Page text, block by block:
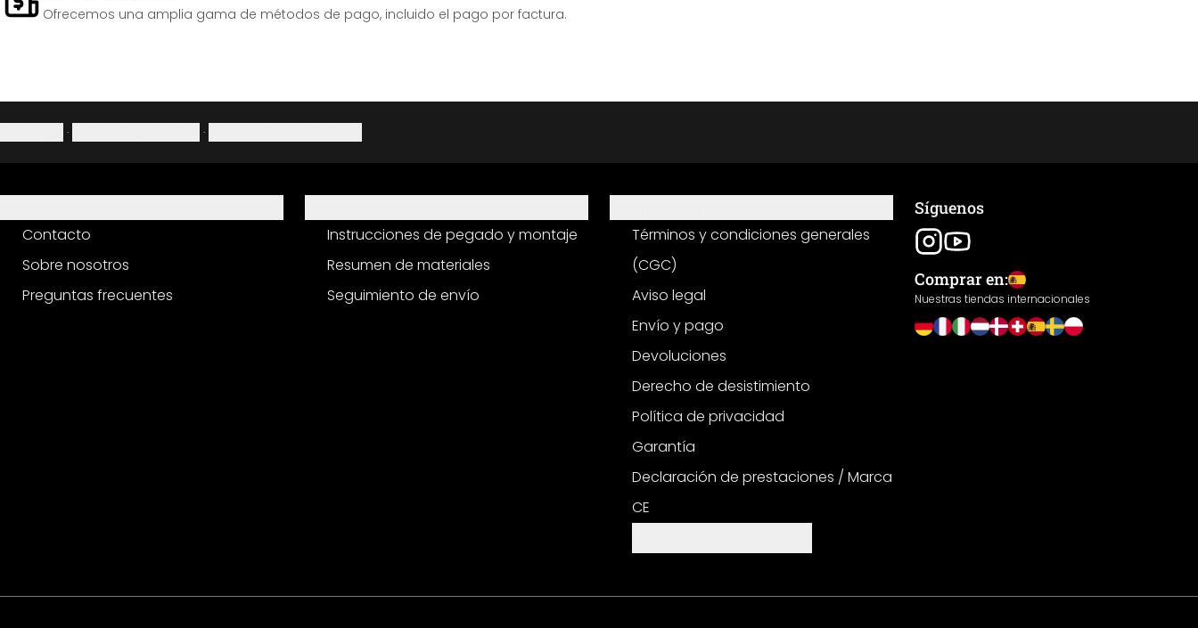
Ofrecemos una amplia gama de métodos de pago, incluido el pago por factura.
· ·
Contacto
Sobre nosotros
Preguntas frecuentes
Instrucciones de pegado y montaje
Resumen de materiales
Seguimiento de envío
Términos y condiciones generales
(CGC)
Aviso legal
Envío y pago
Devoluciones
Derecho de desistimiento
Política de privacidad
Garantía
Declaración de prestaciones / Marca
CE
Síguenos
Comprar en:
Nuestras tiendas internacionales